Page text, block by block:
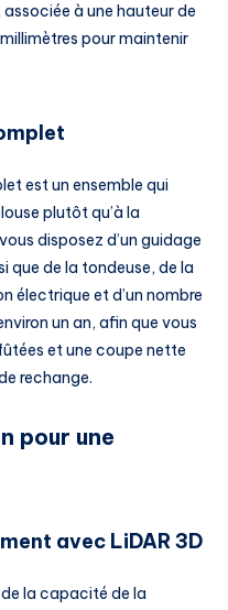
à une hauteur de
pour maintenir
est un ensemble qui
plutôt qu’à la
disposez d’un guidage
que de la tondeuse, de la
électrique et d’un nombre
un an, afin que vous
et une coupe nette
rechange.
pour une
avec LiDAR 3D
la capacité de la